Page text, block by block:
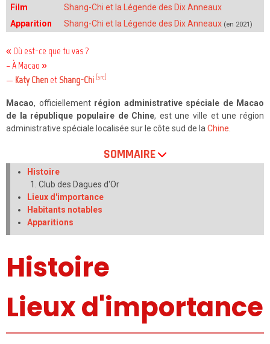
Film
Shang-Chi et la Légende des Dix Anneaux
Apparition
Shang-Chi et la Légende des Dix Anneaux (en 2021)
« Où est-ce que tu vas ?
– À Macao »
— Katy Chen et Shang-Chi [src]
Macao, officiellement région administrative spéciale de Macao
de la république populaire de Chine, est une ville et une région
administrative spéciale localisée sur le côte sud de la Chine
SOMMAIRE
Histoire
Club des Dagues d'Or
Lieux d'importance
Habitants notables
Apparitions
Histoire
Lieux d'importance